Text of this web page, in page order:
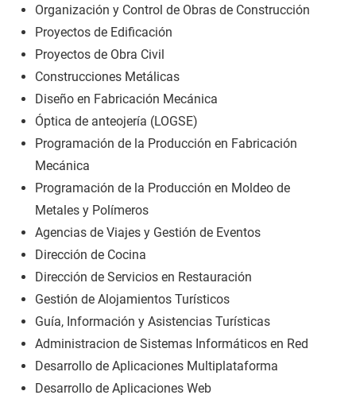
Organización y Control de Obras de Construcción
Proyectos de Edificación
Proyectos de Obra Civil
Construcciones Metálicas
Diseño en Fabricación Mecánica
Óptica de anteojería (LOGSE)
Programación de la Producción en Fabricación
Mecánica
Programación de la Producción en Moldeo de
Metales y Polímeros
Agencias de Viajes y Gestión de Eventos
Dirección de Cocina
Dirección de Servicios en Restauración
Gestión de Alojamientos Turísticos
Guía, Información y Asistencias Turísticas
Administracion de Sistemas Informáticos en Red
Desarrollo de Aplicaciones Multiplataforma
Desarrollo de Aplicaciones Web